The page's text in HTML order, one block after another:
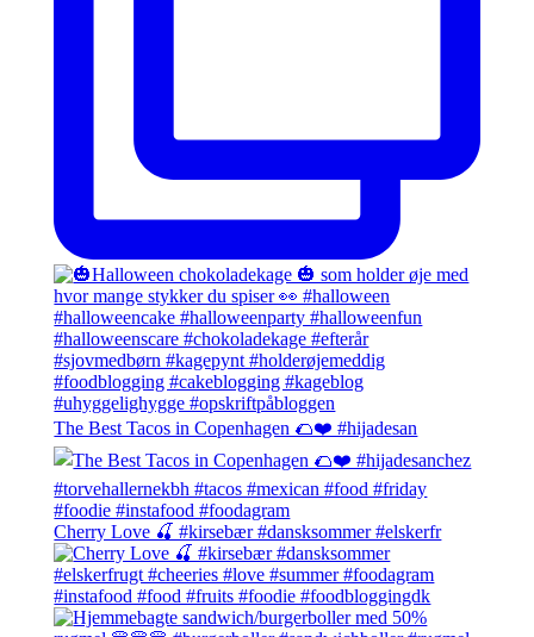
The Best Tacos in Copenhagen 🌮❤️ #hijadesan
Cherry Love 🍒 #kirsebær #dansksommer #elskerfr